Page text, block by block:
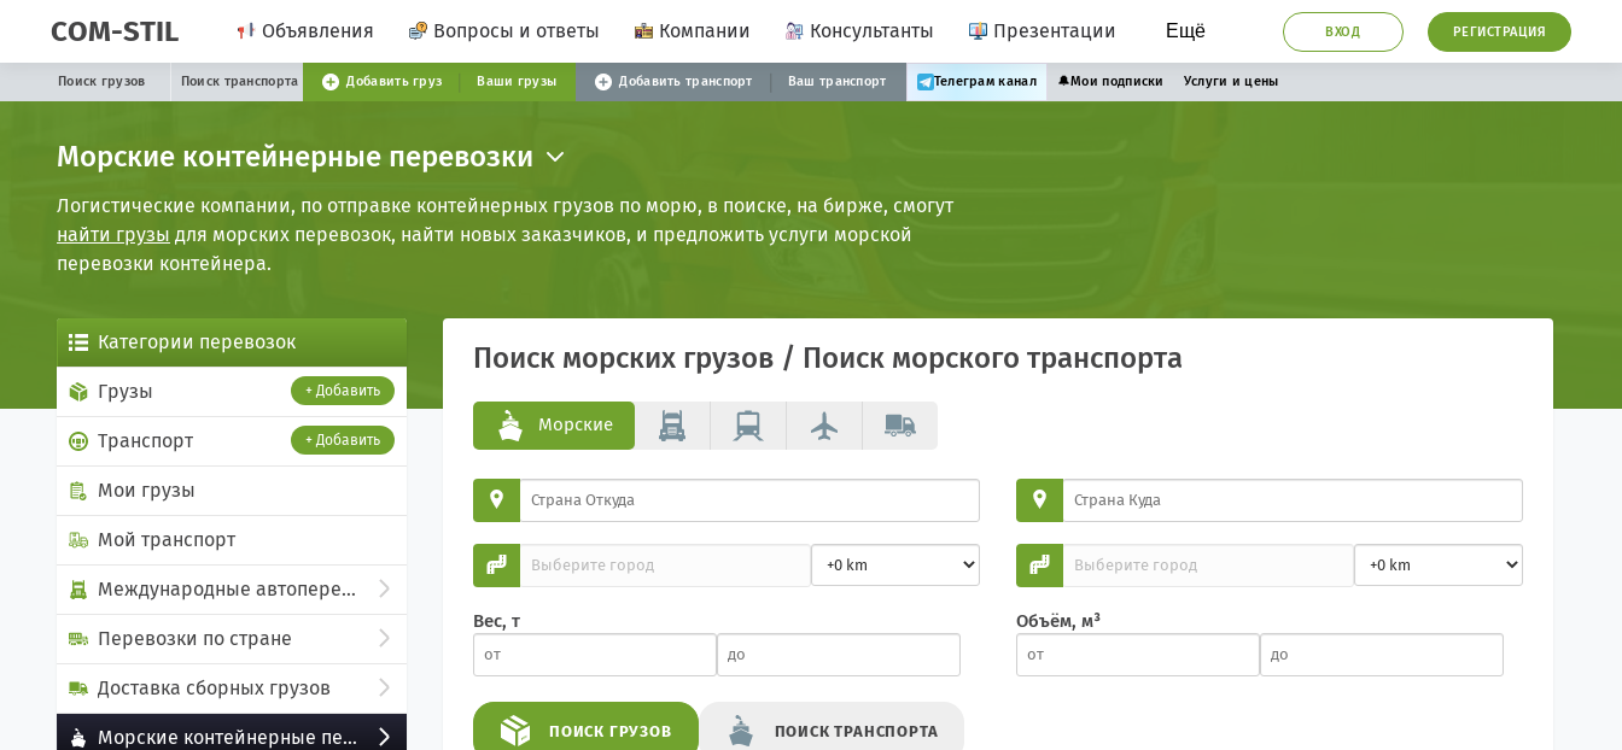
COM-STIL Объявления Вопросы и ответы Компании Консультанты Презентации Ещё ВХОД РЕГИСТРАЦИЯ
Поиск грузов Поиск транспорта Добавить груз Ваши грузы Добавить транспорт Ваш транспорт Телеграм канал 🔔Мои подписки Услуги и цены
Морские контейнерные перевозки
Логистические компании, по отправке контейнерных грузов по морю, в поиске, на бирже, смогут
найти грузы для морских перевозок, найти новых заказчиков, и предложить услуги морской
перевозки контейнера.
Категории перевозок
Грузы + Добавить
Транспорт + Добавить
Мои грузы
Мой транспорт
Международные автоперевозки
Перевозки по стране
Доставка сборных грузов
Морские контейнерные перевозки
Поиск морских грузов / Поиск морского транспорта
Морские
Вес, т Объём, м³
ПОИСК ГРУЗОВ ПОИСКТРАНСПОРТА